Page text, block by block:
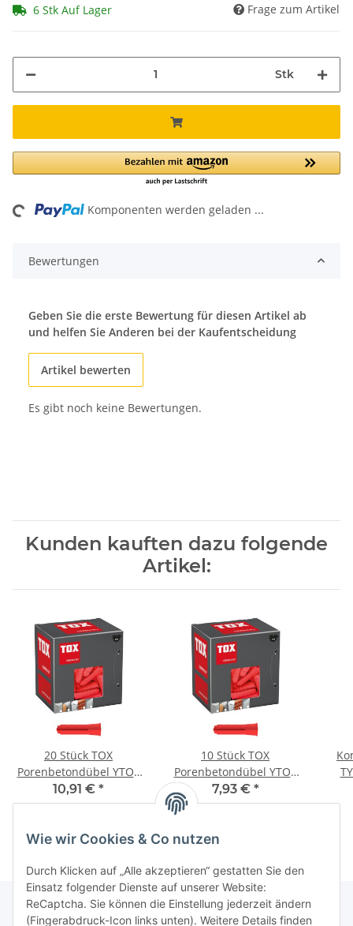
6 Stk Auf Lager Frage zum Artikel
Stk
Komponenten werden geladen ...
Bewertungen
Geben Sie die erste Bewertung für diesen Artikel ab
und helfen Sie Anderen bei der Kaufentscheidung
Artikel bewerten
Es gibt noch keine Bewertungen.
Kunden kauften dazu folgende
Artikel:
20 Stück TOX
Porenbetondübel YTOX
12/60 mm
10,91 € *
10 Stück TOX
Porenbetondübel YTOX
14/75 mm
7,93 € *
Wie wir Cookies & Co nutzen
Durch Klicken auf „Alle akzeptieren“ gestatten Sie den
Einsatz folgender Dienste auf unserer Website:
ReCaptcha. Sie können die Einstellung jederzeit ändern
(Fingerabdruck-Icon links unten). Weitere Details finden